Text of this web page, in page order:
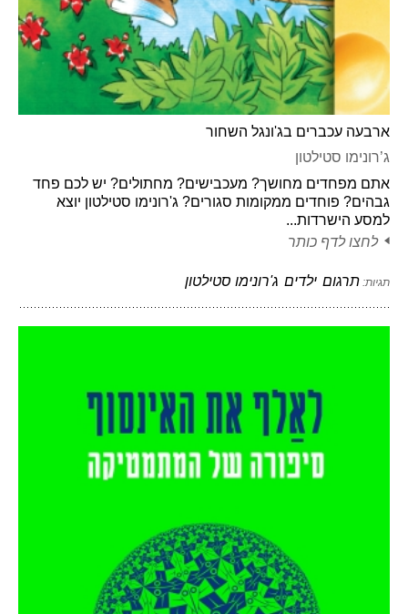
ארבעה עכברים בג'ונגל השחור
ג’רונימו סטילטון
אתם מפחדים מחושך? מעכבישים? מחתולים? יש לכם פחד
גבהים? פוחדים ממקומות סגורים? ג'רונימו סטילטון יוצא
למסע הישרדות...
לחצו לדף כותר
תגיות: תרגום ילדים ג'רונימו סטילטון